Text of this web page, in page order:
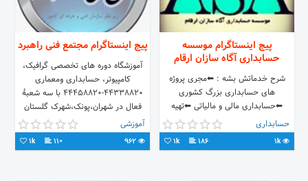
پیج اینستاگرام موسسه
حسابداری آگاه سازان ارقام
شرح خدماتش بشه : ⬅مجری پروژه
های حسابداری بزرگ کشوری
⬅حسابداری مالی و مالیاتی ⬅تهیه
صورت های مالی ⬅تهیه وتنظیم
اظهارنامه های مالیاتی و تهیه لوایح
دفاعیه مالیاتی ⬅مشاوره های مالی،
حسابداری
1k
186
1k
پیج اینستاگرام مجتمع فنی راهبرد
آموزشگاه دوره های تخصصی گرافیک،
کامپیوتر، حسابداری ومعماری
44338820-44458820 با سه شعبهٔ
فعال در شهران،پونک،شهرک گلستان
آموزشی
110
1k